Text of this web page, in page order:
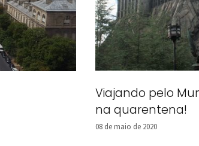
Viajando pelo
na quarentena!
08 de maio de 2020